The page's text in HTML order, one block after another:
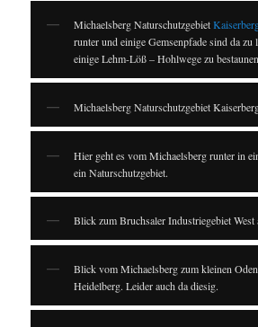
Michaelsberg Naturschutzgebiet
runter und einige Gemsenpfade sind da zu
einige Lehm-Löß – Hohlwege zu
Michaelsberg Naturschutzgebiet
Hier geht es vom Michaelsberg runter in
ein Naturschutzgebiet.
Blick zum Bruchsaler Industriegebiet West
Blick vom Michaelsberg zum kleinen
Heidelberg. Leider auch da diesig.